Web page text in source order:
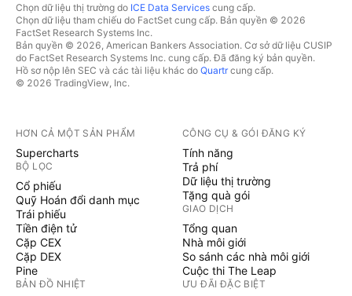
Chọn dữ liệu thị trường do ICE Data Services cung cấp.
Chọn dữ liệu tham chiếu do FactSet cung cấp. Bản quyền © 2026
FactSet Research Systems Inc.
Bản quyền © 2026, American Bankers Association. Cơ sở dữ liệu CUSIP
do FactSet Research Systems Inc. cung cấp. Đã đăng ký bản quyền.
Hồ sơ nộp lên SEC và các tài liệu khác do Quartrcung cấp.
© 2026 TradingView, Inc.
HƠN CẢ MỘT SẢN PHẨM
Supercharts
BỘ LỌC
Cổ phiếu
Quỹ Hoán đổi danh mục
Trái phiếu
Tiền điện tử
Cặp CEX
Cặp DEX
Pine
BẢN ĐỒ NHIỆT
CÔNG CỤ & GÓI ĐĂNG KÝ
Tính năng
Trả phí
Dữ liệu thị trường
Tặng quà gói
GIAO DỊCH
Tổng quan
Nhà môi giới
So sánh các nhà môi giới
Cuộc thi The Leap
ƯU ĐÃI ĐẶC BIỆT